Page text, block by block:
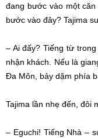
đang bước vào một
bước vào đây? Tajima
– Ai đấy? Tiếng từ
nhận khách. Nếu là
Đa Môn, bảy dặm phía
Tajima lần nhẹ đến, đôi
– Eguchi! Tiếng Nhà –